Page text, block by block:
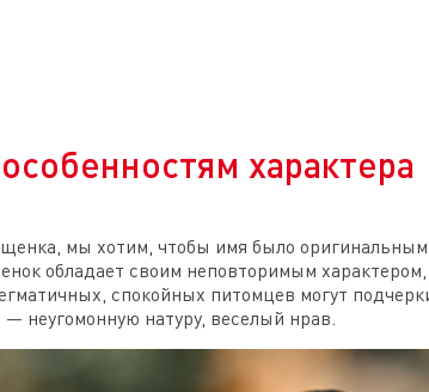
характера
мы хотим, чтобы имя было
обладает своим неповторимым
спокойных питомцев могут
неугомонную натуру, веселый нрав.